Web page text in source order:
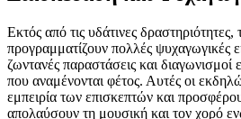
Εκτός από τις υδάτινες
προγραμματίζουν πολλές ψυχαγωγικές
ζωντανές παραστάσεις και διαγωνισμοί
που αναμένονται φέτος. Αυτές οι
εμπειρία των επισκεπτών και
απολαύσουν τη μουσική και τον χορό